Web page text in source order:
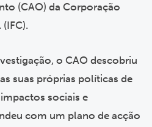
(CAO) da Corporação
o CAO descobriu
suas próprias políticas de
sociais e
com um plano de acção